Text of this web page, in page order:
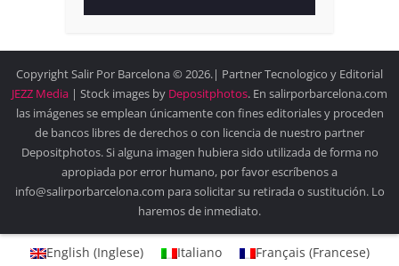
Copyright Salir Por Barcelona © 2026.| Partner Tecnologico y Editorial
JEZZ Media | Stock images by Depositphotos. En salirporbarcelona.com
las imágenes se emplean únicamente con fines editoriales y proceden
de bancos libres de derechos o con licencia de nuestro partner
Depositphotos. Si alguna imagen hubiera sido utilizada de forma no
apropiada por error humano, por favor escríbenos a
info@salirporbarcelona.com para solicitar su retirada o sustitución. Lo
haremos de inmediato.
English (Inglese) Italiano Français (Francese)